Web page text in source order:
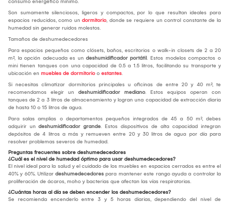
consumo energético mínimo.
Son sumamente silenciosos, ligeros y compactos, por lo que resultan ideales para
espacios reducidos, como un dormitorio, donde se requiere un control constante de la
humedad sin generar ruidos molestos.
Tamaños de deshumedecedores
Para espacios pequeños como clósets, baños, escritorios o walk-in closets de 2 a 20
m², la opción adecuada es un deshumidificador portátil. Estos modelos compactos o
mini tienen tanques con una capacidad de 0.5 a 1.5 litros, facilitando su transporte y
ubicación en muebles de dormitorio o estantes.
Si necesitas climatizar dormitorios principales u oficinas de entre 20 y 40 m², te
recomendamos elegir un deshumidificador mediano. Estos equipos operan con
tanques de 2 a 3 litros de almacenamiento y logran una capacidad de extracción diaria
de hasta 10 o 15 litros de agua.
Para salas amplias o departamentos pequeños integrados de 45 a 50 m², debes
adquirir un deshumidificador grande. Estos dispositivos de alta capacidad integran
depósitos de 4 litros a más y remueven entre 20 y 30 litros de agua por día para
resolver problemas severos de humedad.
Preguntas frecuentes sobre deshumedecedores
¿Cuál es el nivel de humedad óptimo para usar deshumedecedores?
El nivel ideal para la salud y el cuidado de los muebles en espacios cerrados es entre el
40% y 60%. Utilizar deshumedecedores para mantener este rango ayuda a controlar la
proliferación de ácaros, moho y bacterias que afectan las vías respiratorias.
¿Cuántas horas al día se deben encender los deshumedecedores?
Se recomienda encenderlo entre 3 y 5 horas diarias, dependiendo del nivel de